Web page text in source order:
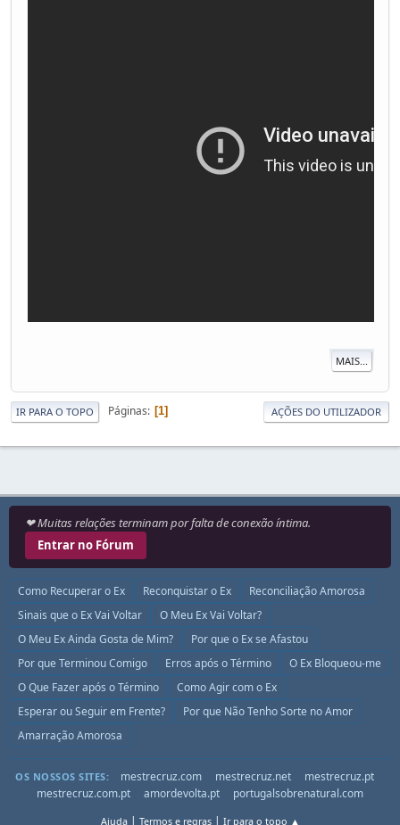
MAIS...
IR PARA O TOPO Páginas 1 AÇÕES DO UTILIZADOR
❤ Muitas relações terminam por falta de conexão íntima.
Entrar no Fórum
Como Recuperar o Ex Reconquistar o Ex
Reconciliação Amorosa
Sinais que o Ex Vai Voltar
O Meu Ex Vai Voltar?
O Meu Ex Ainda Gosta de Mim?
Por que o Ex se Afastou
Por que Terminou Comigo
Erros após o Término
O Ex Bloqueou-me
O Que Fazer após o Término
Como Agir com o Ex
Esperar ou Seguir em Frente?
Por que Não Tenho Sorte no Amor
Amarração Amorosa
OS NOSSOS SITES: mestrecruz.com mestrecruz.net
mestrecruz.pt
mestrecruz.com.pt
amordevolta.pt portugalsobrenatural.com
Ajuda| Termos e regras| Ir para o topo ▲